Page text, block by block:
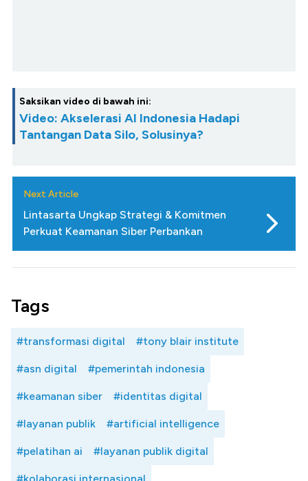
Saksikan video di bawah ini:
Video: Akselerasi AI Indonesia Hadapi
Tantangan Data Silo, Solusinya?
Next Article
Lintasarta Ungkap Strategi & Komitmen
Perkuat Keamanan Siber Perbankan
Tags
#transformasi digital #tony blair institute
#asn digital #pemerintah indonesia
#keamanan siber #identitas digital
#layanan publik #artificial intelligence
#pelatihan ai #layanan publik digital